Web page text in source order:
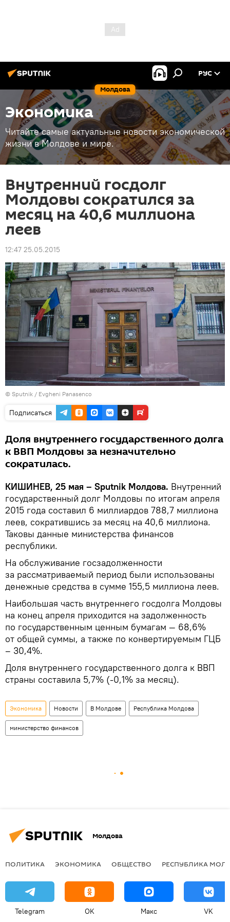
Молдова
РУС
Экономика
Читайте самые актуальные новости экономической
жизни в Молдове и мире.
Внутренний госдолг
Молдовы сократился за
месяц на 40,6 миллиона
леев
12:47 25.05.2015
© Sputnik / Evgheni Panasenco
Подписаться
Доля внутреннего государственного долга
к ВВП Молдовы за незначительно
сократилась.
КИШИНЕВ, 25 мая – Sputnik Молдова. Внутренний
государственный долг Молдовы по итогам апреля
2015 года составил 6 миллиардов 788,7 миллиона
леев, сократившись за месяц на 40,6 миллиона.
Таковы данные министерства финансов
республики.
На обслуживание госзадолженности
за рассматриваемый период были использованы
денежные средства в сумме 155,5 миллиона леев.
Наибольшая часть внутреннего госдолга Молдовы
на конец апреля приходится на задолженность
по государственным ценным бумагам — 68,6%
от общей суммы, а также по конвертируемым ГЦБ
– 30,4%.
Доля внутреннего государственного долга к ВВП
страны составила 5,7% (-0,1% за месяц).
Экономика Новости В Молдове Республика Молдова
министерство финансов
Молдова
ПОЛИТИКА ЭКОНОМИКА ОБЩЕСТВО РЕСПУБЛИКА
Telegram OK Макс VK